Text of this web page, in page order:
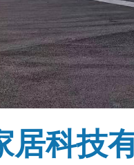
居科技